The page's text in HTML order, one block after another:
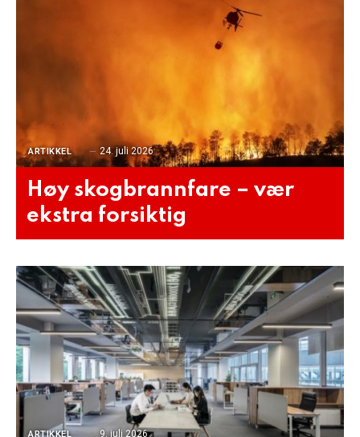
ARTIKKEL 24. juli 2026
Høy skogbrannfare – vær
ekstra forsiktig
ARTIKKEL 9. juli 2026